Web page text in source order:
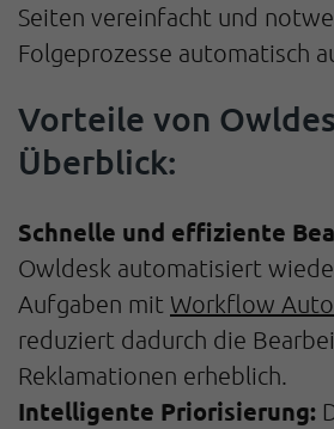
Seiten vereinfacht und
Folgeprozesse automatisch
Vorteile von
Überblick:
Schnelle und effiziente
Owldesk automatisiert
Aufgaben mit Workflow
reduziert dadurch die
Reklamationen erheblich.
Intelligente Priorisierung: